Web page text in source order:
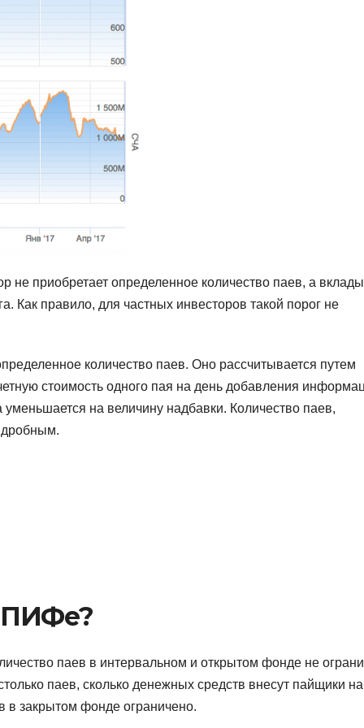
не приобретает определенное количество паев, а
правило, для частных инвесторов такой порог не
количество паев. Оно рассчитывается путем
стоимость одного пая на день добавления
на величину надбавки. Количество паев,
дробным.
ПИФе?
паев в интервальном и открытом фонде не
паев, сколько денежных средств внесут пайщики на
в закрытом фонде ограничено.